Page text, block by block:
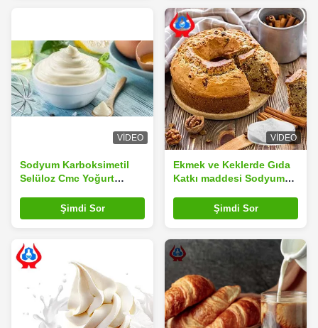
VIDEO
Sodyum Karboksimetil
Selüloz Cmc Yoğurt
maddesiŞimdi Sor
VIDEO
Ekmek ve Keklerde Gıda
Katkı maddesi Sodyum
Şimdi Sor